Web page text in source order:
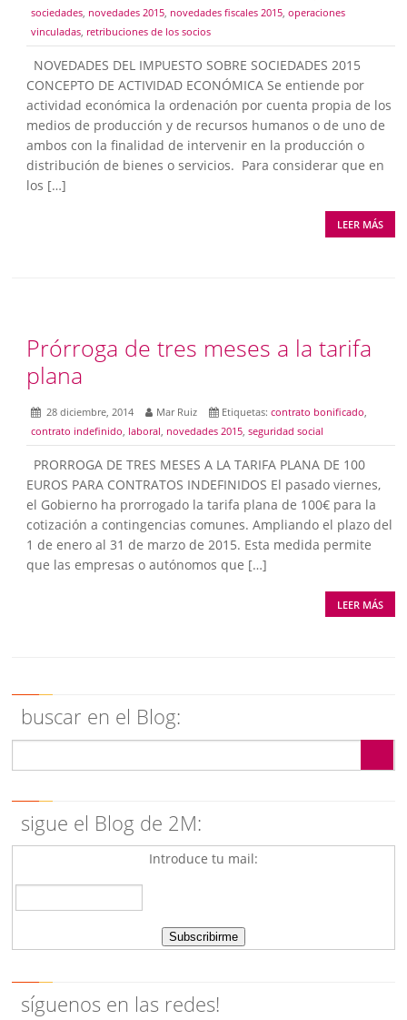
sociedades novedades 2015 novedades fiscales 2015 ,operaciones
vinculadas retribuciones de los socios
NOVEDADES DEL IMPUESTO SOBRE SOCIEDADES 2015
CONCEPTO DE ACTIVIDAD ECONÓMICA Se entiende por
actividad económica la ordenación por cuenta propia de los
medios de producción y de recursos humanos o de uno de
ambos con la finalidad de intervenir en la producción o
distribución de bienes o servicios. Para considerar que en
los […]
LEER MÁS
Prórroga de tres meses a la tarifa
plana
28 diciembre, 2014 Mar Ruiz Etiquetas:contrato bonificado,
contrato indefinido, laboral, novedades 2015,seguridad social
PRORROGA DE TRES MESES A LA TARIFA PLANA DE 100
EUROS PARA CONTRATOS INDEFINIDOS El pasado viernes,
el Gobierno ha prorrogado la tarifa plana de 100€ para la
cotización a contingencias comunes. Ampliando el plazo del
1 de enero al 31 de marzo de 2015. Esta medida permite
que las empresas o autónomos que […]
LEER MÁS
buscar en el Blog:
sigue el Blog de 2M:
Introduce tu mail:
síguenos en las redes!